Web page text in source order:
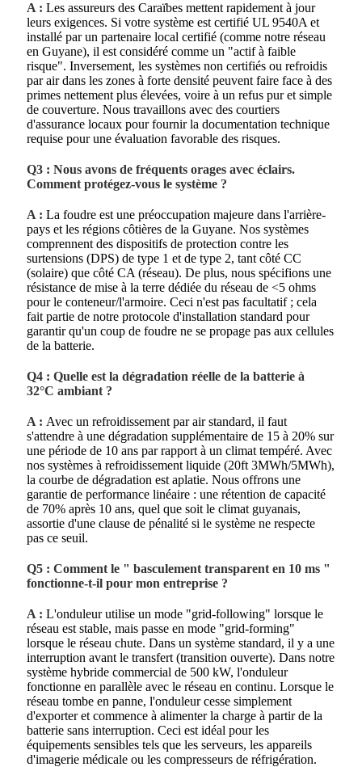
A : Les assureurs des Caraïbes mettent rapidement à jour
leurs exigences. Si votre système est certifié UL 9540A et
installé par un partenaire local certifié (comme notre réseau
en Guyane), il est considéré comme un "actif à faible
risque". Inversement, les systèmes non certifiés ou refroidis
par air dans les zones à forte densité peuvent faire face à des
primes nettement plus élevées, voire à un refus pur et simple
de couverture. Nous travaillons avec des courtiers
d'assurance locaux pour fournir la documentation technique
requise pour une évaluation favorable des risques.
Q3 : Nous avons de fréquents orages avec éclairs.
Comment protégez-vous le système ?
A : La foudre est une préoccupation majeure dans l'arrière-
pays et les régions côtières de la Guyane. Nos systèmes
comprennent des dispositifs de protection contre les
surtensions (DPS) de type 1 et de type 2, tant côté CC
(solaire) que côté CA (réseau). De plus, nous spécifions une
résistance de mise à la terre dédiée du réseau de <5 ohms
pour le conteneur/l'armoire. Ceci n'est pas facultatif ; cela
fait partie de notre protocole d'installation standard pour
garantir qu'un coup de foudre ne se propage pas aux cellules
de la batterie.
Q4 : Quelle est la dégradation réelle de la batterie à
32°C ambiant ?
A : Avec un refroidissement par air standard, il faut
s'attendre à une dégradation supplémentaire de 15 à 20% sur
une période de 10 ans par rapport à un climat tempéré. Avec
nos systèmes à refroidissement liquide (20ft 3MWh/5MWh),
la courbe de dégradation est aplatie. Nous offrons une
garantie de performance linéaire : une rétention de capacité
de 70% après 10 ans, quel que soit le climat guyanais,
assortie d'une clause de pénalité si le système ne respecte
pas ce seuil.
Q5 : Comment le " basculement transparent en 10 ms "
fonctionne-t-il pour mon entreprise ?
A : L'onduleur utilise un mode "grid-following" lorsque le
réseau est stable, mais passe en mode "grid-forming"
lorsque le réseau chute. Dans un système standard, il y a une
interruption avant le transfert (transition ouverte). Dans notre
système hybride commercial de 500 kW, l'onduleur
fonctionne en parallèle avec le réseau en continu. Lorsque le
réseau tombe en panne, l'onduleur cesse simplement
d'exporter et commence à alimenter la charge à partir de la
batterie sans interruption. Ceci est idéal pour les
équipements sensibles tels que les serveurs, les appareils
d'imagerie médicale ou les compresseurs de réfrigération.